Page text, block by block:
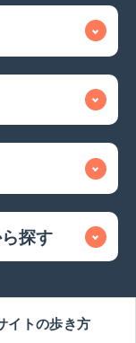
探す
イトの歩き方